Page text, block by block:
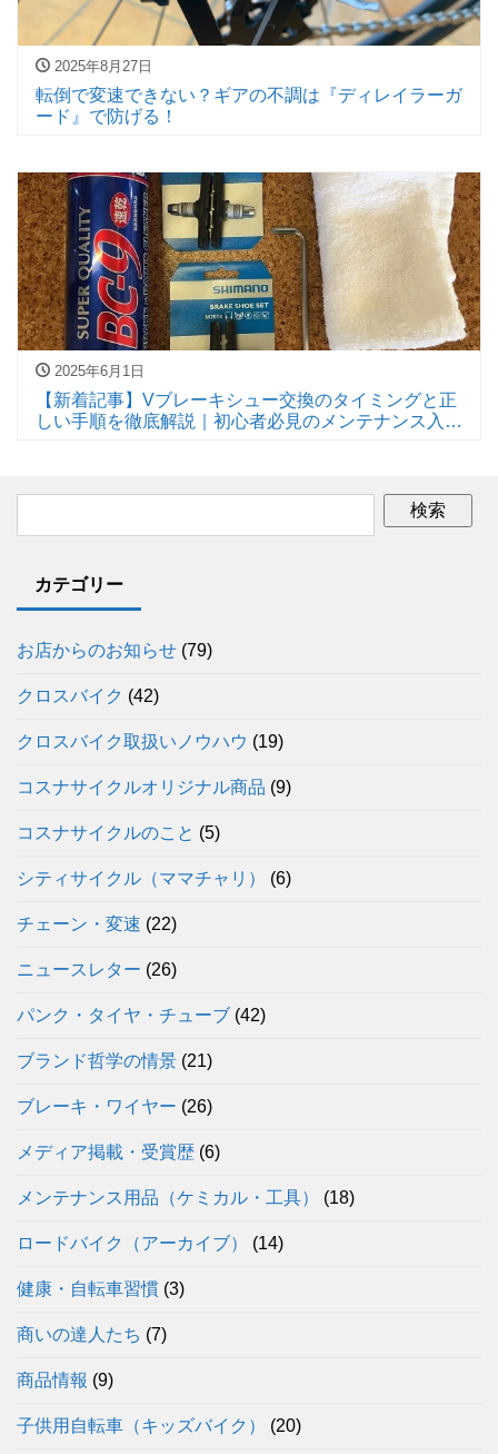
2025年8月27日
転倒で変速できない？ギアの不調は『ディレイラーガ
ード』で防げる！
2025年6月1日
【新着記事】Vブレーキシュー交換のタイミングと正
しい手順を徹底解説｜初心者必見のメンテナンス入
カテゴリー
お店からのお知らせ (79)
クロスバイク (42)
クロスバイク取扱いノウハウ (19)
コスナサイクルオリジナル商品 (9)
コスナサイクルのこと (5)
シティサイクル（ママチャリ） (6)
チェーン・変速 (22)
ニュースレター (26)
パンク・タイヤ・チューブ (42)
ブランド哲学の情景 (21)
ブレーキ・ワイヤー (26)
メディア掲載・受賞歴 (6)
メンテナンス用品（ケミカル・工具） (18)
ロードバイク（アーカイブ） (14)
健康・自転車習慣 (3)
商いの達人たち (7)
商品情報 (9)
子供用自転車（キッズバイク） (20)